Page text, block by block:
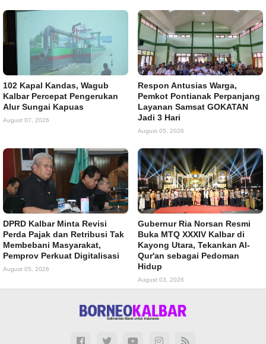
102 Kapal Kandas, Wagub
Kalbar Percepat Pengerukan
Alur Sungai Kapuas
August 07, 2026
Respon Antusias Warga,
Pemkot Pontianak Perpanjang
Layanan Samsat GOKATAN
Jadi 3 Hari
August 05, 2026
DPRD Kalbar Minta Revisi
Perda Pajak dan Retribusi Tak
Membebani Masyarakat,
Pemprov Perkuat Digitalisasi
August 05, 2026
Gubernur Ria Norsan Resmi
Buka MTQ XXXIV Kalbar di
Kayong Utara, Tekankan Al-
Qur'an sebagai Pedoman
Hidup
August 03, 2026